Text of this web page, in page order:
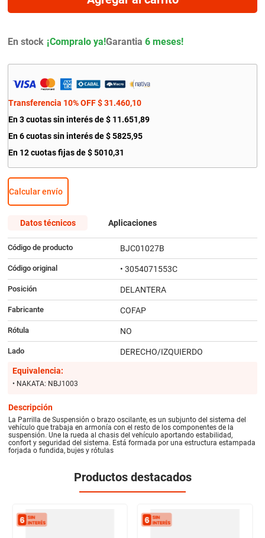
En stock Garantia 6 meses!
Transferencia 10% OFF $ 31.460,10
En 3 cuotas sin interés de $ 11.651,89
En 6 cuotas sin interés de$ 5825,95
En 12 cuotas fijas de $ 5010,31
Calcular envío
Datos técnicos Aplicaciones
Código de producto BJC01027B
Código original • 3054071553C
Posición DELANTERA
Fabricante COFAP
Rótula NO
Lado
DERECHO/IZQUIERDO
Equivalencia:
• NAKATA: NBJ1003
Descripción
La Parrilla de Suspensión o brazo oscilante, es un subjunto del sistema del
vehículo que trabaja en armonía con el resto de los componentes de la
suspensión. Une la rueda al chasis del vehículo aportando estabilidad,
confort y seguridad del sistema. Está formada por una estructura estampada
forjada o fundida, bujes y rótulas
Productos destacados